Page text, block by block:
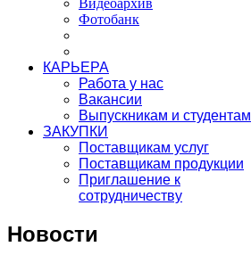
Видеоархив
Фотобанк
КАРЬЕРА
Работа у нас
Вакансии
Выпускникам и студентам
ЗАКУПКИ
Поставщикам услуг
Поставщикам продукции
Приглашение к
сотрудничеству
Новости